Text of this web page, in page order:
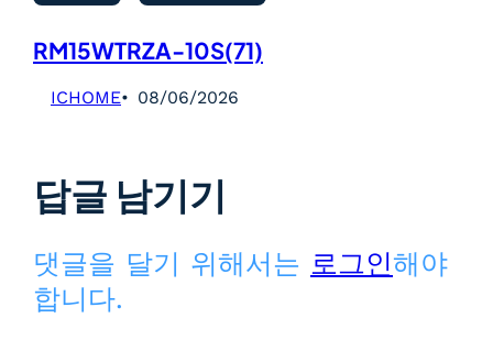
RM15WTRZA-10S(71)
ICHOME 08/06/2026
답글 남기기
댓글을 달기 위해서는 로그인해야
합니다.